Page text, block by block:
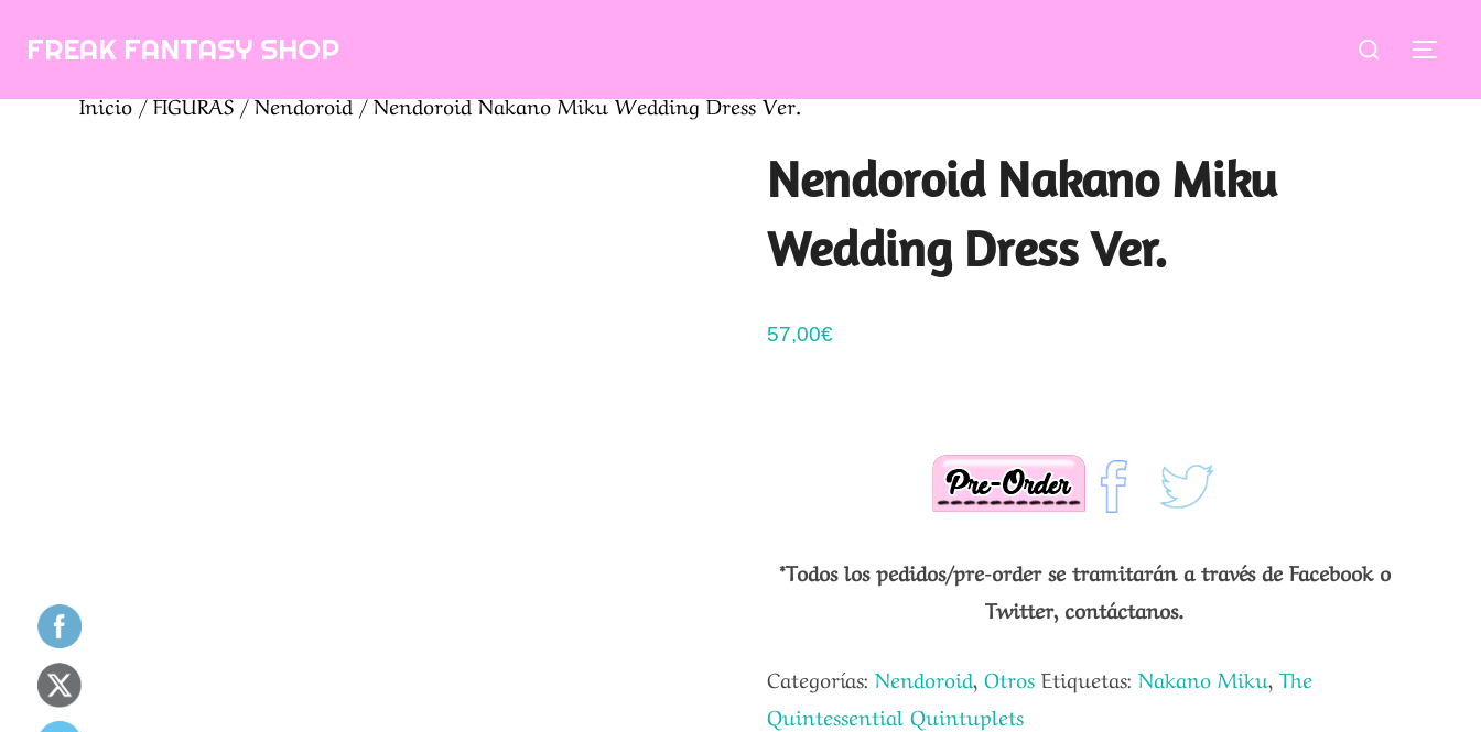
contenido
FREAK FANTASY SHOP Buscar:
Inicio/FIGURAS/Nendoroid/ Nendoroid Nakano Miku Wedding Dress Ver.
Nendoroid Nakano Miku
Wedding Dress Ver.
57,00€
*Todos los pedidos/pre-order se tramitarán a través de Facebook o
Twitter, contáctanos.
Categorías: Nendoroid, Otros Etiquetas: Nakano Miku, The
Quintessential Quintuplets